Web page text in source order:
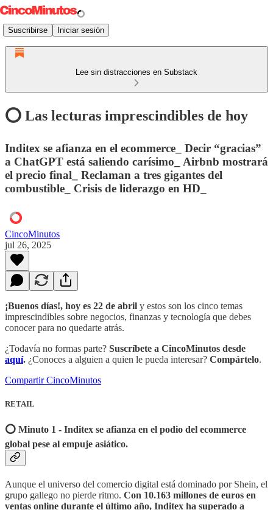
Suscribirse Iniciar sesión
Lee sin distracciones en Substack
⭕️ Las lecturas imprescindibles de hoy
Inditex se afianza en el ecommerce_ Decir “gracias”
a ChatGPT está saliendo carísimo_ Airbnb mostrará
el precio final_ Reclaman a tres gigantes del
combustible_ Crisis de liderazgo en HD_
CincoMinutos
jul 26, 2025
¡Buenos días!, hoy es 22 de abril y estos son los cinco temas
imprescindibles sobre negocios, finanzas y tecnología que debes
conocer para no quedarte atrás.
¿Todavía no formas parte? Suscríbete a CincoMinutos desde
aquí. ¿Conoces a alguien a quien le pueda interesar? Compártelo.
Compartir CincoMinutos
RETAIL
⭕️ Minuto 1 - Inditex se afianza en el podio del ecommerce
global pese al empuje asiático.
Aunque el universo del comercio digital está dominado por Shein, el
grupo gallego no pierde ritmo. Con 10.163 millones de euros en
ventas online durante el último año, Inditex ha superado a